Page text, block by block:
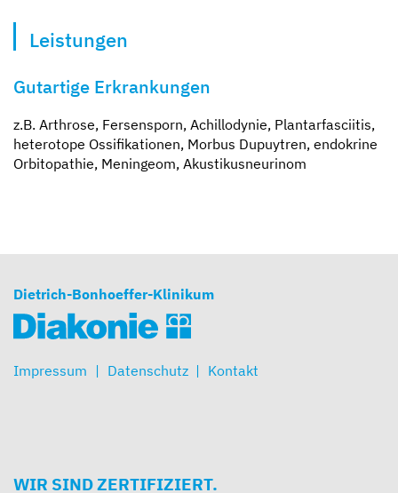
Leistungen
Gutartige Erkrankungen
z.B. Arthrose, Fersensporn, Achillodynie, Plantarfasciitis,
heterotope Ossifikationen, Morbus Dupuytren, endokrine
Orbitopathie, Meningeom, Akustikusneurinom
Dietrich-Bonhoeffer-Klinikum
Impressum Datenschutz Kontakt
WIR SIND ZERTIFIZIERT.